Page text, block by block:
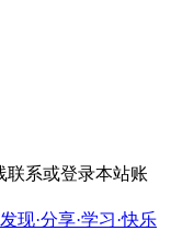
联系或登录本站账
现·分享·学习·快乐